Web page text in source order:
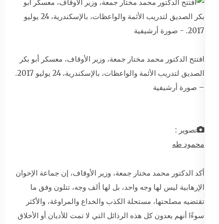
افتتح الدكتور محمد مختار جمعة، وزير الأوقاف، معسكر أبو بكر
الصديق لتدريب الأئمة والواعظات، بالإسكندرية، 24 يوليو 2017.
– صورة أرشيفية
تصوير :
محمود طه
أكد الدكتور محمد مختار جمعة، وزير الأوقاف، إن جماعة الإخوان
الإرهابية ليس لها وجه واحد، بل لها ألف وجه، تتلون وفق ما
تقتضيه مصلحتها، مستحلة الكذب والخداع والمراوغة، والأكثر
سوءًا أنهم يعدون كل هذه الرذائل التي لا تمت للأديان أو الأخلاق